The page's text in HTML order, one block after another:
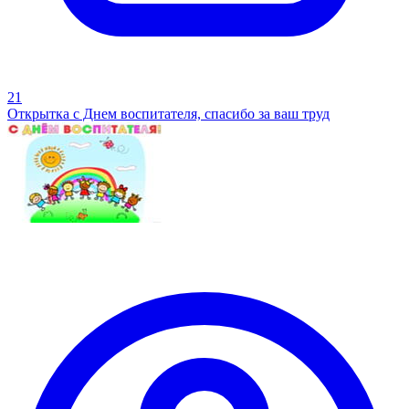
21
Открытка с Днем воспитателя, спасибо за ваш труд